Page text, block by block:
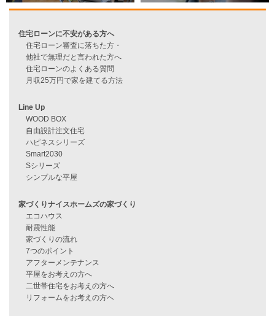
過去のブログ（月別）
資料請求